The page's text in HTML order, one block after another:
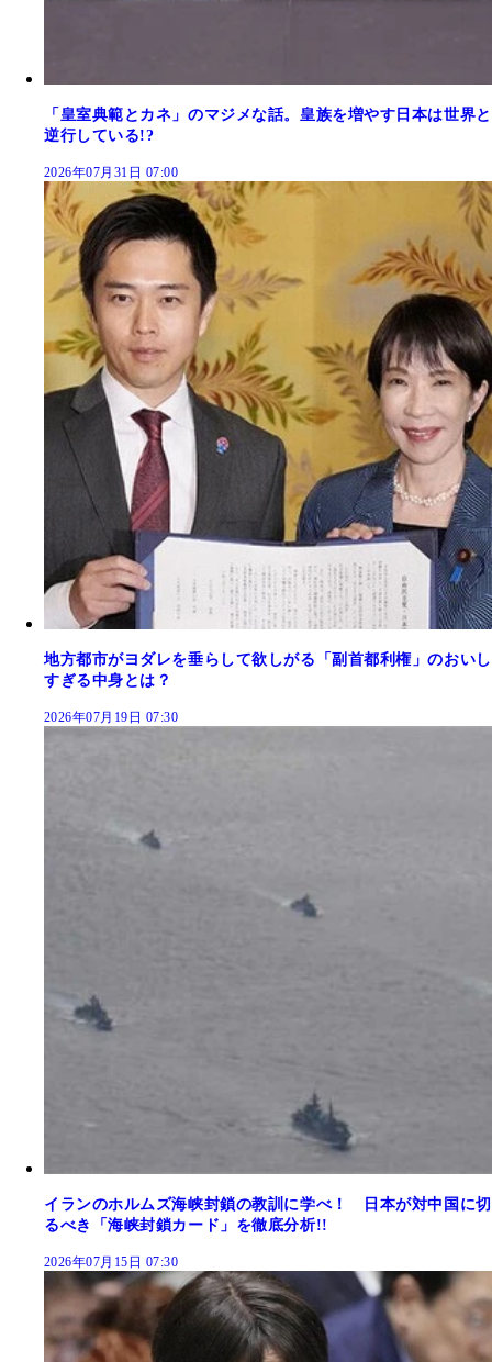
「皇室典範とカネ」のマジメな話。皇族を増やす日本は世界と
逆行している!?
2026年07月31日 07:00
地方都市がヨダレを垂らして欲しがる「副首都利権」のおいし
すぎる中身とは？
2026年07月19日 07:30
イランのホルムズ海峡封鎖の教訓に学べ！ 日本が対中国に切
るべき「海峡封鎖カード」を徹底分析!!
2026年07月15日 07:30